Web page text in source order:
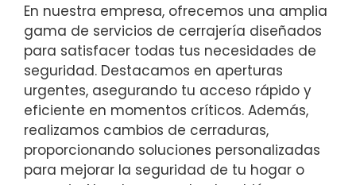
En nuestra empresa, ofrecemos una amplia
gama de servicios de cerrajería diseñados
para satisfacer todas tus necesidades de
seguridad. Destacamos en aperturas
urgentes, asegurando tu acceso rápido y
eficiente en momentos críticos. Además,
realizamos cambios de cerraduras,
proporcionando soluciones personalizadas
para mejorar la seguridad de tu hogar o